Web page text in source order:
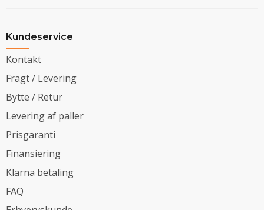
Kundeservice
Kontakt
Fragt / Levering
Bytte / Retur
Levering af paller
Prisgaranti
Finansiering
Klarna betaling
FAQ